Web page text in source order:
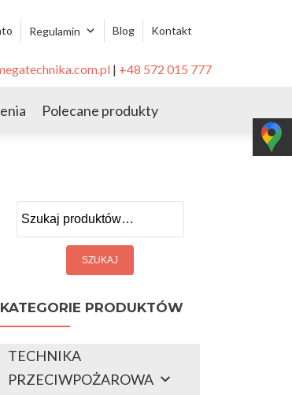
Regulamin Blog Kontakt
| +48 572 015 777
Polecane produkty
KATEGORIE PRODUKTÓW
TECHNIKA
PRZECIWPOŻAROWA